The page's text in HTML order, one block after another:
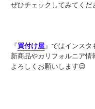
ぜひチェックしてみてくだ
『買付け屋』ではインス
新商品やカリフォルニア
よろしくお願いします😉